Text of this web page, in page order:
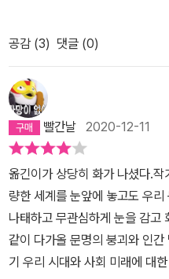
와 렌의 이야기가 교차되어 전
단과 함께 생활한 경험이 있다.
온전히 받아들여진 경험으로 토
다.이들의 생활방식은 생명을 사
채식 위주의 생활을 하면서, 인
잘못된 것이라고 한다. 그리고
있다.그러니 토비의 이야기를
가 있다. 우리의 생활이 어떠해
유지한다면 지구가 7개가 있어
의 이야기를 통해서 어떤 삶을
시 마찬가지다. 렌은 다양한 경
이 함축되어 있는 2부.1권보다
보면 모든 게 너무나 다르다. -
향과 형편없는 패션 감각, 거기
까지 결합시킨 왜곡된 광신자로
이 원하는 게 하나도 없잖아. 그
이 없는 거야. 그러니 토비 아가
이 그대를 지켜 준답니다.별난
어째서 그녀가 살아남았을까?
말이다. 어째서 나이가 더 어리
닌 사람이 아니고 하필 토비란
특별한 이유가 있기 때문이라는
기 위해서, 메시지를 전달하기
공감 (3) 댓글 (0)
빨간날 2020-12-11
옮긴이가 상당히 화가 나셨다.
량한 세계를 눈앞에 놓고도 우
나태하고 무관심하게 눈을 감고
같이 다가올 문명의 붕괴와 인
기 우리 시대와 사회 미래에 대